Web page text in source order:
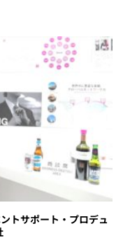
トサポート・プロデュ